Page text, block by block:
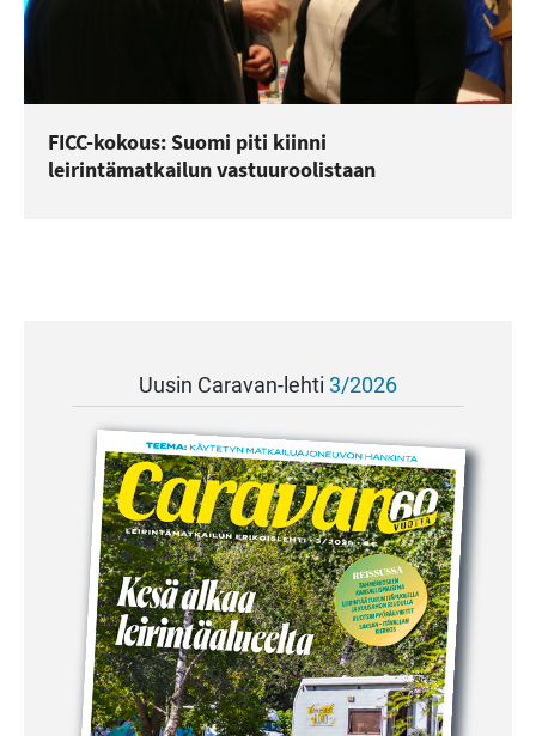
FICC-kokous: Suomi piti kiinni
leirintämatkailun vastuuroolistaan
Uusin Caravan-lehti 3/2026